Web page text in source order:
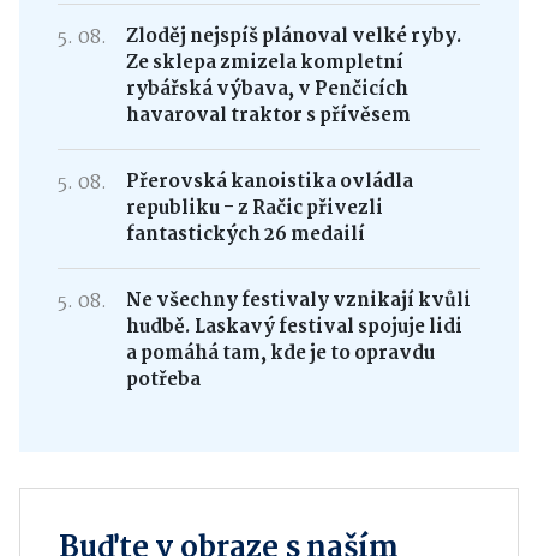
5. 08.
Zloděj nejspíš plánoval velké ryby.
Ze sklepa zmizela kompletní
rybářská výbava, v Penčicích
havaroval traktor s přívěsem
5. 08.
Přerovská kanoistika ovládla
republiku - z Račic přivezli
fantastických 26 medailí
5. 08.
Ne všechny festivaly vznikají kvůli
hudbě. Laskavý festival spojuje lidi
a pomáhá tam, kde je to opravdu
potřeba